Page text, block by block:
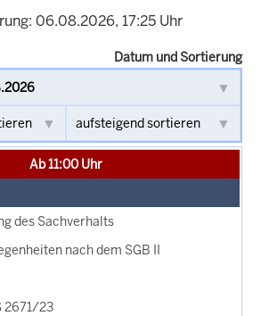
06.08.2026, 17:25 Uhr
Datum und Sortierung
Ab 11:00 Uhr
des Sachverhalts
nach dem SGB II
2671/23